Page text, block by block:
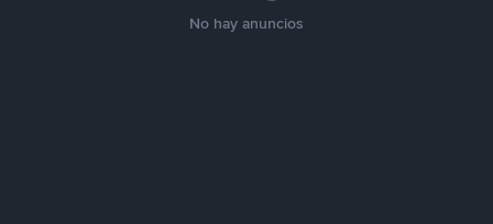
No hay anuncios